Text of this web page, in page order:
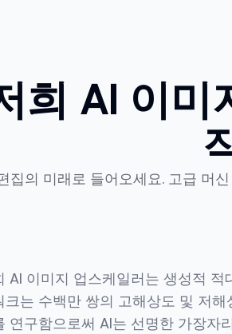
희 AI 이미
집의 미래로 들어오세요. 고급 머
AI 이미지 업스케일러는 생성적
크는 수백만 쌍의 고해상도 및 저
연구함으로써 AI는 선명한 가장자